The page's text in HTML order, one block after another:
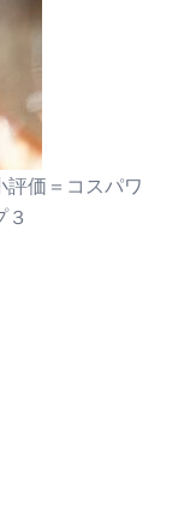
価＝コスパワ